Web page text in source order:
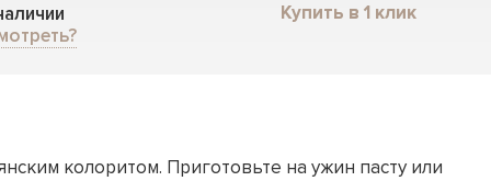
Купить в 1 клик
колоритом. Приготовьте на ужин пасту или